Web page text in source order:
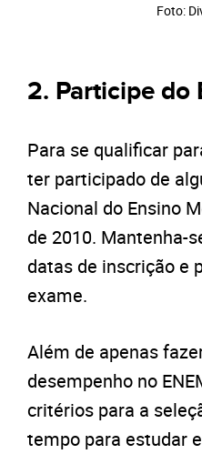
Foto:
2. Participe do
Para se qualificar
ter participado de
Nacional do Ensino
de 2010. Mantenha-
datas de inscrição e
exame.
Além de apenas
desempenho no
critérios para a
tempo para estudar